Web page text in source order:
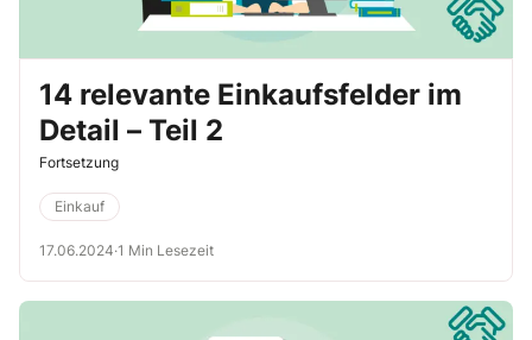
14 relevante Einkaufsfelder im
Detail – Teil 2
Fortsetzung
Einkauf
17.06.2024·1 Min Lesezeit